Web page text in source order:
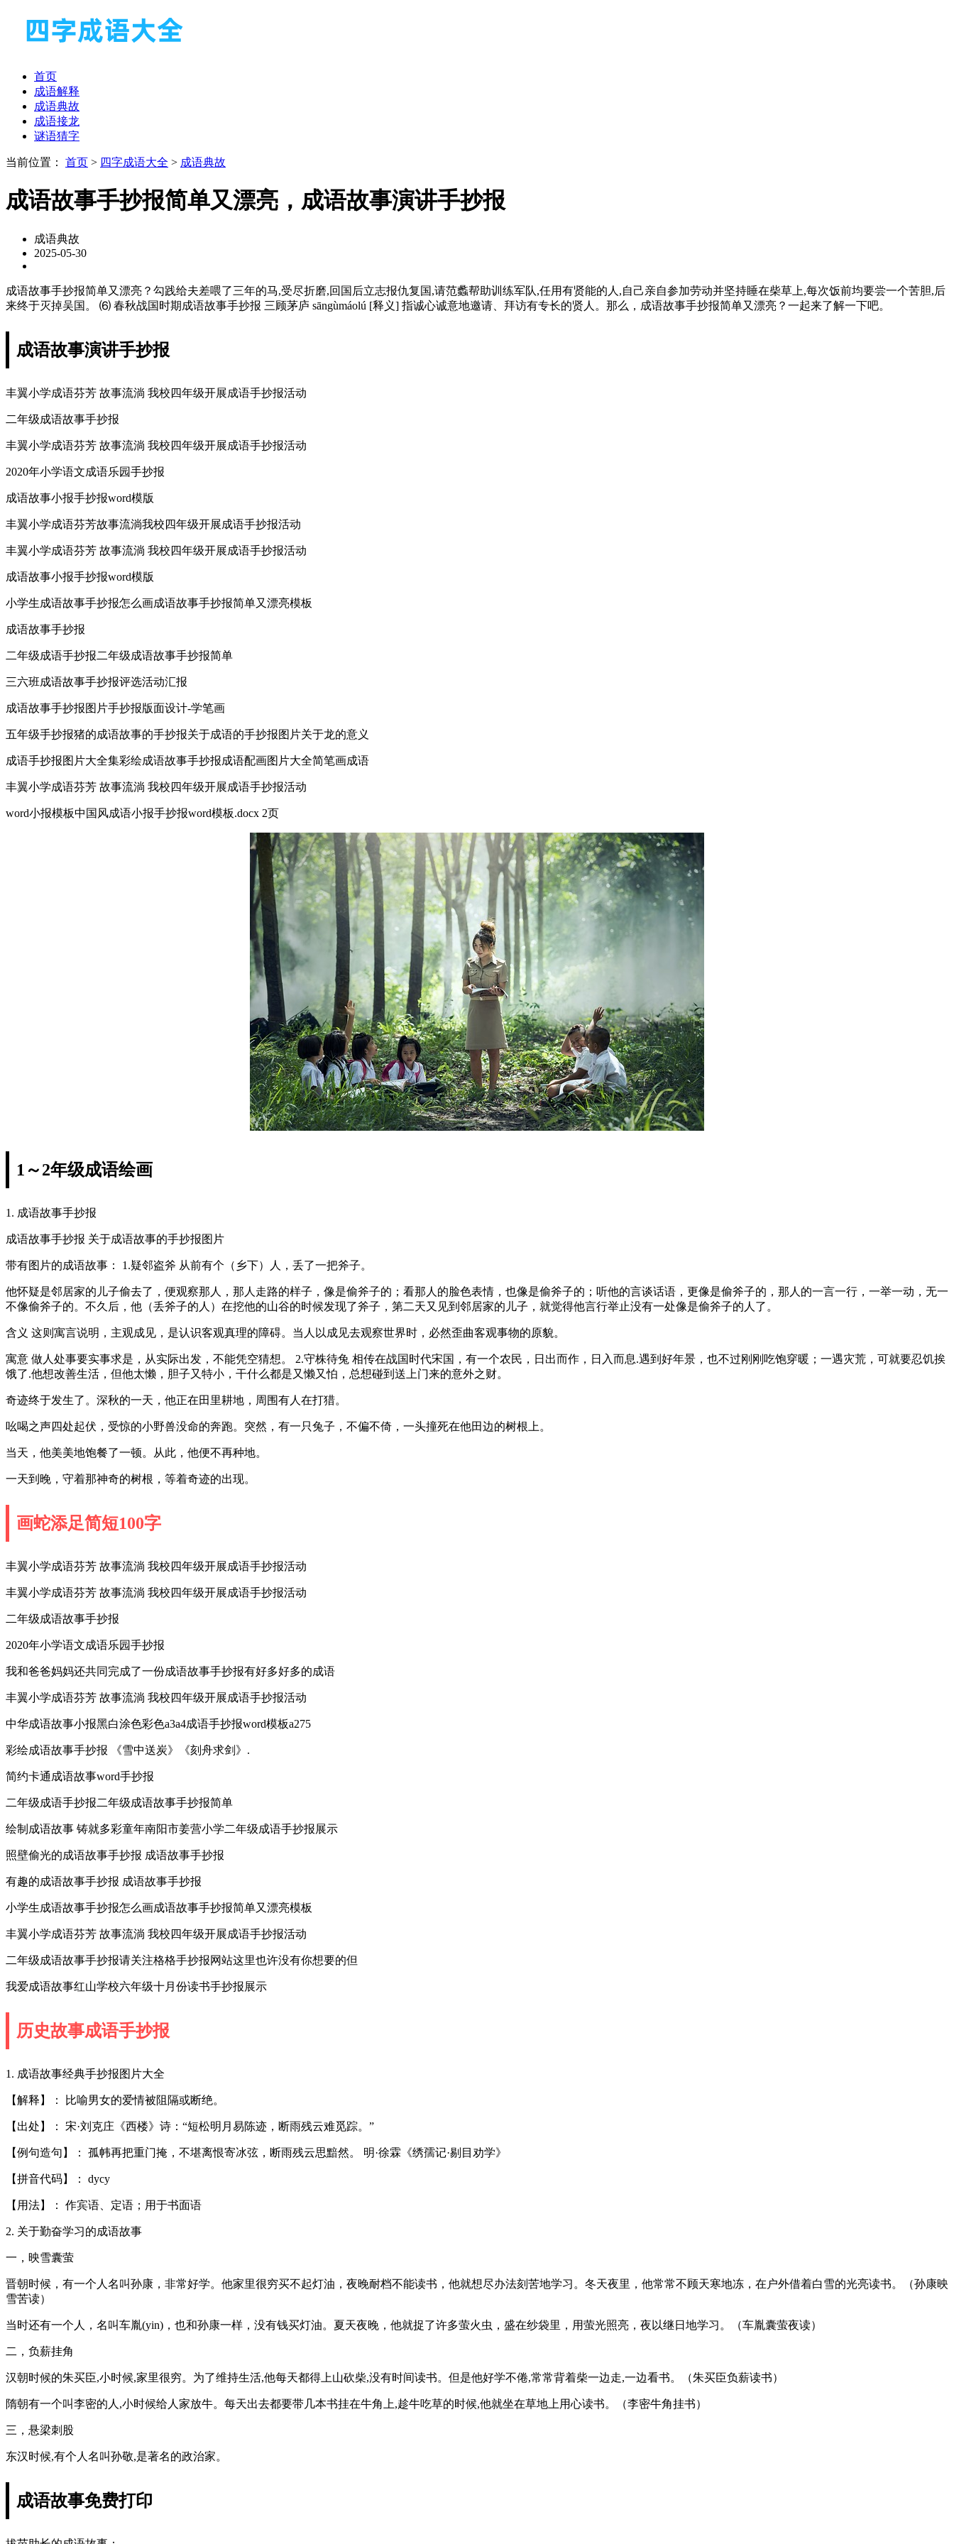
首页
成语解释
成语典故
成语接龙
谜语猜字
当前位置： 首页 > 四字成语大全 > 成语典故
成语故事手抄报简单又漂亮，成语故事演讲手抄报
成语典故
2025-05-30
成语故事手抄报简单又漂亮？勾践给夫差喂了三年的马,受尽折磨,回国后立志报仇复国,请范蠡帮助训练军队,任用有贤能的人,自己亲自参加劳动并坚持睡在柴草上,每次饭前均要尝一个苦胆,后
来终于灭掉吴国。 ⑹ 春秋战国时期成语故事手抄报 三顾茅庐 sāngùmáolú [释义] 指诚心诚意地邀请、拜访有专长的贤人。那么，成语故事手抄报简单又漂亮？一起来了解一下吧。
成语故事演讲手抄报
丰翼小学成语芬芳 故事流淌 我校四年级开展成语手抄报活动
二年级成语故事手抄报
丰翼小学成语芬芳 故事流淌 我校四年级开展成语手抄报活动
2020年小学语文成语乐园手抄报
成语故事小报手抄报word模版
丰翼小学成语芬芳故事流淌我校四年级开展成语手抄报活动
丰翼小学成语芬芳 故事流淌 我校四年级开展成语手抄报活动
成语故事小报手抄报word模版
小学生成语故事手抄报怎么画成语故事手抄报简单又漂亮模板
成语故事手抄报
二年级成语手抄报二年级成语故事手抄报简单
三六班成语故事手抄报评选活动汇报
成语故事手抄报图片手抄报版面设计-学笔画
五年级手抄报猪的成语故事的手抄报关于成语的手抄报图片关于龙的意义
成语手抄报图片大全集彩绘成语故事手抄报成语配画图片大全简笔画成语
丰翼小学成语芬芳 故事流淌 我校四年级开展成语手抄报活动
word小报模板中国风成语小报手抄报word模板.docx 2页
1～2年级成语绘画
1. 成语故事手抄报
成语故事手抄报 关于成语故事的手抄报图片
带有图片的成语故事： 1.疑邻盗斧 从前有个（乡下）人，丢了一把斧子。
他怀疑是邻居家的儿子偷去了，便观察那人，那人走路的样子，像是偷斧子的；看那人的脸色表情，也像是偷斧子的；听他的言谈话语，更像是偷斧子的，那人的一言一行，一举一动，无一
不像偷斧子的。不久后，他（丢斧子的人）在挖他的山谷的时候发现了斧子，第二天又见到邻居家的儿子，就觉得他言行举止没有一处像是偷斧子的人了。
含义 这则寓言说明，主观成见，是认识客观真理的障碍。当人以成见去观察世界时，必然歪曲客观事物的原貌。
寓意 做人处事要实事求是，从实际出发，不能凭空猜想。 2.守株待兔 相传在战国时代宋国，有一个农民，日出而作，日入而息.遇到好年景，也不过刚刚吃饱穿暖；一遇灾荒，可就要忍饥挨
饿了.他想改善生活，但他太懒，胆子又特小，干什么都是又懒又怕，总想碰到送上门来的意外之财。
奇迹终于发生了。深秋的一天，他正在田里耕地，周围有人在打猎。
吆喝之声四处起伏，受惊的小野兽没命的奔跑。突然，有一只兔子，不偏不倚，一头撞死在他田边的树根上。
当天，他美美地饱餐了一顿。从此，他便不再种地。
一天到晚，守着那神奇的树根，等着奇迹的出现。
画蛇添足简短100字
丰翼小学成语芬芳 故事流淌 我校四年级开展成语手抄报活动
丰翼小学成语芬芳 故事流淌 我校四年级开展成语手抄报活动
二年级成语故事手抄报
2020年小学语文成语乐园手抄报
我和爸爸妈妈还共同完成了一份成语故事手抄报有好多好多的成语
丰翼小学成语芬芳 故事流淌 我校四年级开展成语手抄报活动
中华成语故事小报黑白涂色彩色a3a4成语手抄报word模板a275
彩绘成语故事手抄报 《雪中送炭》《刻舟求剑》.
简约卡通成语故事word手抄报
二年级成语手抄报二年级成语故事手抄报简单
绘制成语故事 铸就多彩童年南阳市姜营小学二年级成语手抄报展示
照壁偷光的成语故事手抄报 成语故事手抄报
有趣的成语故事手抄报 成语故事手抄报
小学生成语故事手抄报怎么画成语故事手抄报简单又漂亮模板
丰翼小学成语芬芳 故事流淌 我校四年级开展成语手抄报活动
二年级成语故事手抄报请关注格格手抄报网站这里也许没有你想要的但
我爱成语故事红山学校六年级十月份读书手抄报展示
历史故事成语手抄报
1. 成语故事经典手抄报图片大全
【解释】： 比喻男女的爱情被阻隔或断绝。
【出处】： 宋·刘克庄《西楼》诗：“短松明月易陈迹，断雨残云难觅踪。”
【例句造句】： 孤帏再把重门掩，不堪离恨寄冰弦，断雨残云思黯然。 明·徐霖《绣孺记·剔目劝学》
【拼音代码】： dycy
【用法】： 作宾语、定语；用于书面语
2. 关于勤奋学习的成语故事
一，映雪囊萤
晋朝时候，有一个人名叫孙康，非常好学。他家里很穷买不起灯油，夜晚耐档不能读书，他就想尽办法刻苦地学习。冬天夜里，他常常不顾天寒地冻，在户外借着白雪的光亮读书。（孙康映
雪苦读）
当时还有一个人，名叫车胤(yin)，也和孙康一样，没有钱买灯油。夏天夜晚，他就捉了许多萤火虫，盛在纱袋里，用萤光照亮，夜以继日地学习。（车胤囊萤夜读）
二，负薪挂角
汉朝时候的朱买臣,小时候,家里很穷。为了维持生活,他每天都得上山砍柴,没有时间读书。但是他好学不倦,常常背着柴一边走,一边看书。（朱买臣负薪读书）
隋朝有一个叫李密的人,小时候给人家放牛。每天出去都要带几本书挂在牛角上,趁牛吃草的时候,他就坐在草地上用心读书。（李密牛角挂书）
三，悬梁刺股
东汉时候,有个人名叫孙敬,是著名的政治家。
成语故事免费打印